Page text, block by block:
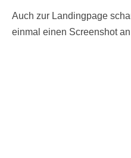
Auch zur Landingpage
einmal einen Screenshot